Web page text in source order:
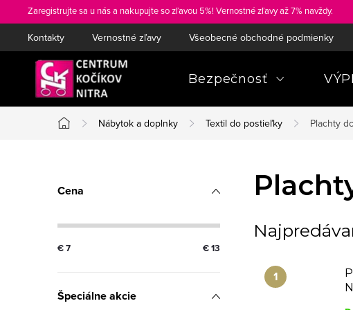
na
Zaregistrujte sa u nás a nakupujte so zľavou 5%! Vernostné zľavy až 7% navždy.
Kontakty Vernostné zľavy Všeobecné obchodné podmienky
Bezpečnosť
Domov
Nábytok a doplnky Textil do postieľky Plachty
B
č
ý
Cena
€7 €13
Špeciálne akcie